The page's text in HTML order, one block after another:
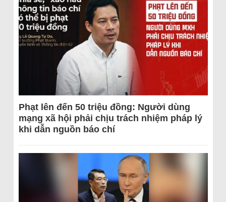
Phạt lên đến 50 triệu đồng: Người dùng
mạng xã hội phải chịu trách nhiệm pháp lý
khi dẫn nguồn báo chí